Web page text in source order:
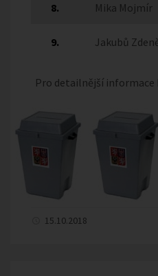
8. Mika Mojmír
9. Jakubů
Pro detailnější
15.10.2018